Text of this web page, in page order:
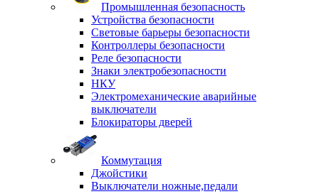
Промышленная безопасность
Устройства безопасности
Световые барьеры безопасности
Контроллеры безопасности
Реле безопасности
Знаки электробезопасности
НКУ
Электромеханические аварийные
выключатели
Блокираторы дверей
Коммутация
Джойстики
Выключатели ножные,педали